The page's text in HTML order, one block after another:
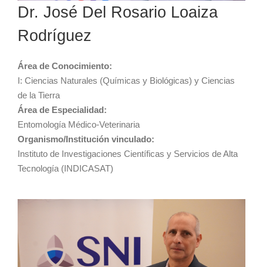
Dr. José Del Rosario Loaiza
Rodríguez
Área de Conocimiento:
I: Ciencias Naturales (Químicas y Biológicas) y Ciencias
de la Tierra
Área de Especialidad:
Entomología Médico-Veterinaria
Organismo/Institución vinculado:
Instituto de Investigaciones Científicas y Servicios de Alta
Tecnología (INDICASAT)